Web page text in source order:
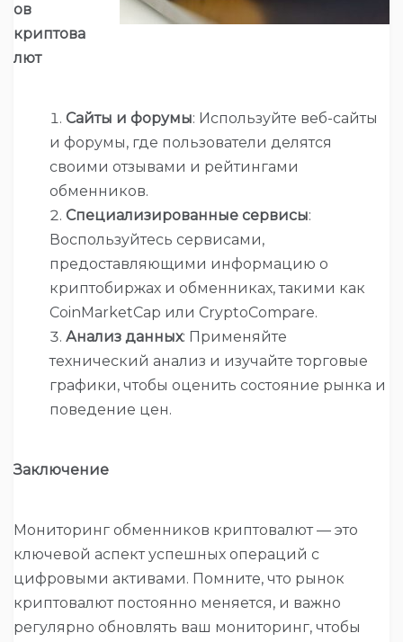
ов
криптова
лют
Сайты и форумы: Используйте веб-сайты
и форумы, где пользователи делятся
своими отзывами и рейтингами
обменников.
Специализированные сервисы:
Воспользуйтесь сервисами,
предоставляющими информацию о
криптобиржах и обменниках, такими как
CoinMarketCap или CryptoCompare.
Анализ данных: Применяйте
технический анализ и изучайте торговые
графики, чтобы оценить состояние рынка и
поведение цен.
Заключение
Мониторинг обменников криптовалют — это
ключевой аспект успешных операций с
цифровыми активами. Помните, что рынок
криптовалют постоянно меняется, и важно
регулярно обновлять ваш мониторинг, чтобы